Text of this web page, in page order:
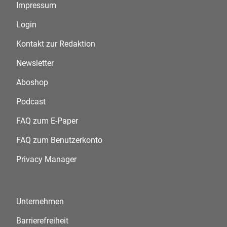
Impressum
Login
Kontakt zur Redaktion
Newsletter
Aboshop
Podcast
FAQ zum E-Paper
FAQ zum Benutzerkonto
Privacy Manager
Unternehmen
Barrierefreiheit